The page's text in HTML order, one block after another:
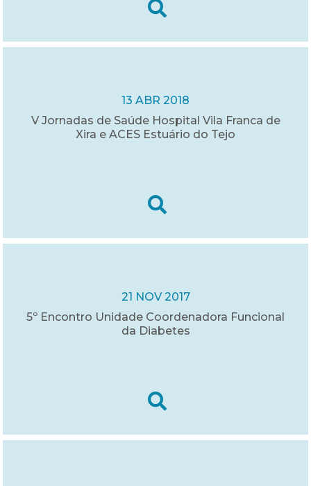
13 ABR 2018
V Jornadas de Saúde Hospital Vila Franca de
Xira e ACES Estuário do Tejo
21 NOV 2017
5º Encontro Unidade Coordenadora Funcional
da Diabetes